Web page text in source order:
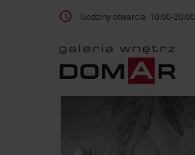
Godziny otwarcia: 10:00-20:00